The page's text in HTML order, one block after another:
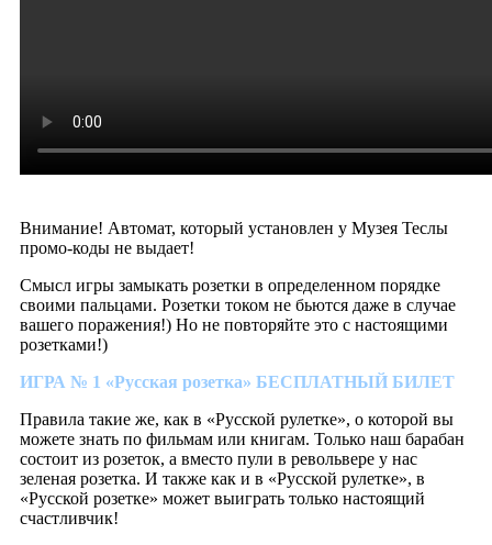
Внимание! Автомат, который установлен у Музея Теслы
промо-коды не выдает!
Смысл игры замыкать розетки в определенном порядке
своими пальцами. Розетки током не бьются даже в случае
вашего поражения!) Но не повторяйте это с настоящими
розетками!)
ИГРА № 1 «Русская розетка» БЕСПЛАТНЫЙ БИЛЕТ
Правила такие же, как в «Русской рулетке», о которой вы
можете знать по фильмам или книгам. Только наш барабан
состоит из розеток, а вместо пули в револьвере у нас
зеленая розетка. И также как и в «Русской рулетке», в
«Русской розетке» может выиграть только настоящий
счастливчик!